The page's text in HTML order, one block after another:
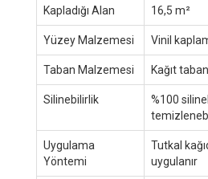
Kapladığı Alan 16,5 m²
Yüzey Malzemesi Vinil
Taban Malzemesi Kağıt taban
Silinebilirlik
%100
Uygulama
Yöntemi
Tutkal
uygulanır